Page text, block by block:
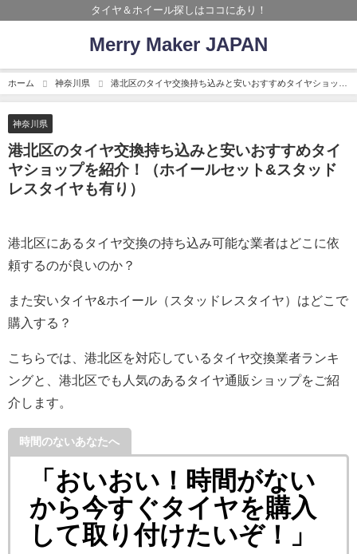
タイヤ＆ホイール探しはココにあり！
Merry Maker JAPAN
ホーム 神奈川県
港北区のタイヤ交換持ち込みと安いおすすめタイヤショップ
を紹介！（ホイールセット&スタッドレスタイヤも有り）
神奈川県
港北区のタイヤ交換持ち込みと安いおすすめタイ
ヤショップを紹介！（ホイールセット&スタッド
レスタイヤも有り）
港北区にあるタイヤ交換の持ち込み可能な業者はどこに依
頼するのが良いのか？
また安いタイヤ&ホイール（スタッドレスタイヤ）はどこで
購入する？
こちらでは、港北区を対応しているタイヤ交換業者ランキ
ングと、港北区でも人気のあるタイヤ通販ショップをご紹
介します。
時間のないあなたへ
「おいおい！時間がない
から今すぐタイヤを購入
して取り付けたいぞ！」